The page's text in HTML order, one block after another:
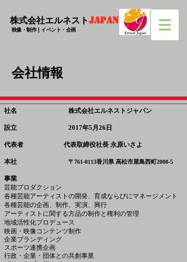
株式会社エルネストJAPAN
映像・制作 | イベント・企画
会社情報
社名 株式会社エルネストジャパン
設立 2017年5月26日
代表者 代表取締役社長 永原いさよ
本社 〒761-0113香川県 高松市屋島西町2008-5
事業
芸能プロダクション
各種芸能アーティストの開発、育成ならびにマネージメント
各種芸能の企画、制作、実演、興行
アーティストに関する方品の制作と権利の管理
地域活性化プロデュース
映画・映像コンテンツ制作
企業ブランディング
スポーツ連携企画
行政・企業・団体との共創事業